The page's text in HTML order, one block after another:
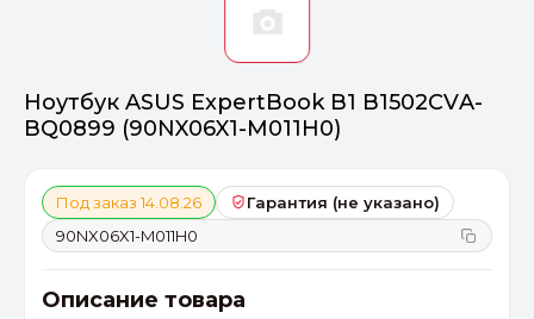
Ноутбук ASUS ExpertBook B1 B1502CVA-
BQ0899 (90NX06X1-M011H0)
Под заказ 14.08.26
Гарантия (не указано)
90NX06X1-M011H0
Описание товара